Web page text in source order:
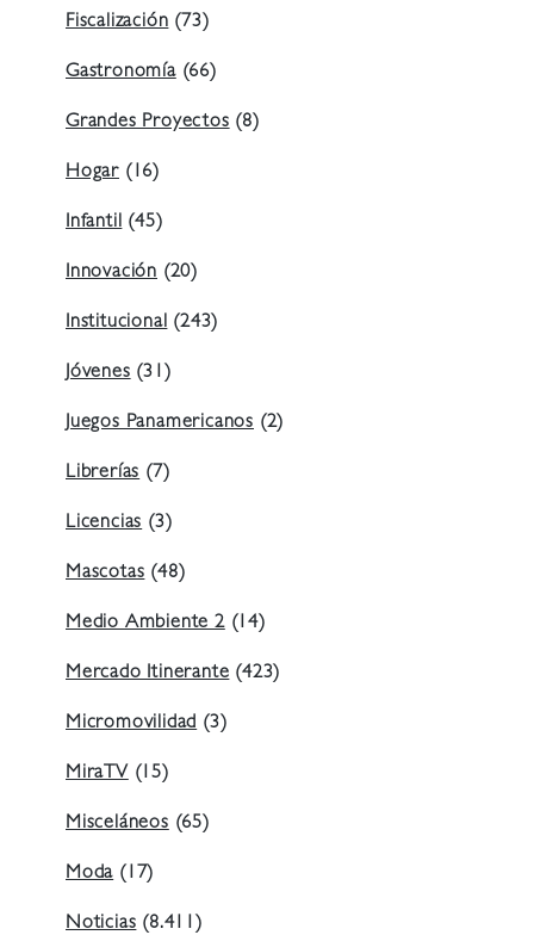
Fiscalización (73)
Gastronomía(66)
Grandes Proyectos (8)
Hogar (16)
Infantil (45)
Innovación (20)
Institucional (243)
Jóvenes (31)
Juegos Panamericanos (2)
Librerías (7)
Licencias (3)
Mascotas (48)
Medio Ambiente 2(14)
Mercado Itinerante (423)
Micromovilidad (3)
MiraTV (15)
Misceláneos (65)
Moda (17)
Noticias (8.411)